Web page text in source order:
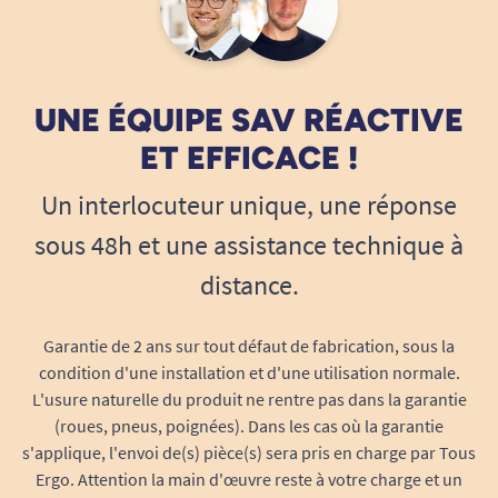
gaze et compresses sans contact direct,
préservant l’asepsie tout au long du geste.
fiabilité, sérénité d’exécution
set de pansement n°2, chaque étape du
Ouverture immédiate :
Le blister se décolle
en toute simplicité, les éléments restent
organisés et accessibles grâce aux 4
inutiles et favoriser une procédure rapide
en situation sensible.
Respect de l’asepsie :Évitez les
contaminations lors des transferts de
matériels, grâce à l’agencement
UNE ÉQUIPE SAV RÉACTIVE
ET EFFICACE !
Un interlocuteur unique, une réponse
sous 48h et une assistance technique à
distance.
Garantie de 2 ans sur tout défaut de fabrication, sous la
condition d'une installation et d'une utilisation normale.
L'usure naturelle du produit ne rentre pas dans la garantie
(roues, pneus, poignées). Dans les cas où la garantie
s'applique, l'envoi de(s) pièce(s) sera pris en charge par Tous
Ergo. Attention la main d'œuvre reste à votre charge et un